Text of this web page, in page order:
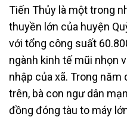
Tiến Thủy là một trong
thuyền lớn của huyện
với tổng công suất
ngành kinh tế mũi nhọn
nhập của xã. Trong
trên, bà con ngư dân
đồng đóng tàu to máy